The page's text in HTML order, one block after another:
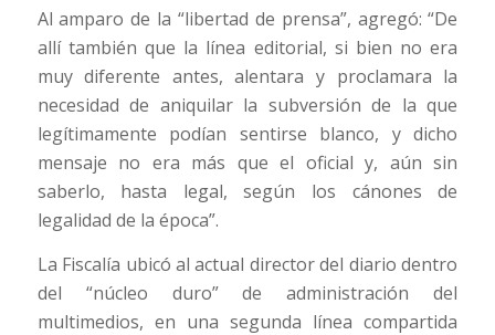
Al amparo de la “libertad de prensa”, agregó: “De
allí también que la línea editorial, si bien no era
muy diferente antes, alentara y proclamara la
necesidad de aniquilar la subversión de la que
legítimamente podían sentirse blanco, y dicho
mensaje no era más que el oficial y, aún sin
saberlo, hasta legal, según los cánones de
legalidad de la época”.
La Fiscalía ubicó al actual director del diario dentro
del “núcleo duro” de administración del
multimedios, en una segunda línea compartida